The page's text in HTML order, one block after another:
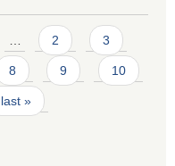
2 3
8 9 10
last »